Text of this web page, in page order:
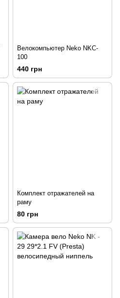
Велокомпьютер Neko NKC-
100
440 грн
Комплект отражателей на
раму
80 грн